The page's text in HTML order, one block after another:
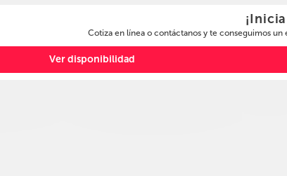
Cotiza en línea o contáctanos y te conseguimos un
Ver disponibilidad